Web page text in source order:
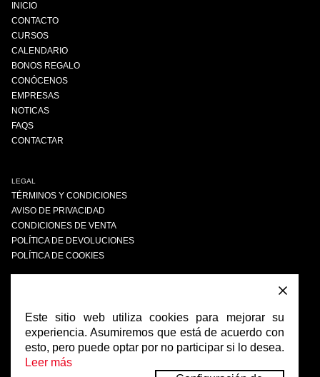
INICIO
CONTACTO
CURSOS
CALENDARIO
BONOS REGALO
CONÓCENOS
EMPRESAS
NOTICAS
FAQS
CONTACTAR
LEGAL
TÉRMINOS Y CONDICIONES
AVISO DE PRIVACIDAD
CONDICIONES DE VENTA
POLÍTICA DE DEVOLUCIONES
POLÍTICA DE COOKIES
FACEBOOK
INSTAGRAM
Este sitio web utiliza cookies para mejorar su
experiencia. Asumiremos que está de acuerdo con
esto, pero puede optar por no participar si lo desea.
Leer más